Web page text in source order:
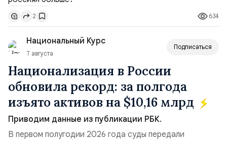
поставках бензина. А с другой – технологическая
турбулентность: перебои в работе интернета,
блокировки сайтов, необходимость осваивать VPN и
российские платформы.Что из этого бье...
2 634
Национальный Курс
7 августа
Подписаться
Национализация в России
обновила рекорд: за полгода
изъято активов на $10,16 млрд
Приводим данные из публикации РБК.
В первом полугодии 2026 года суды передали